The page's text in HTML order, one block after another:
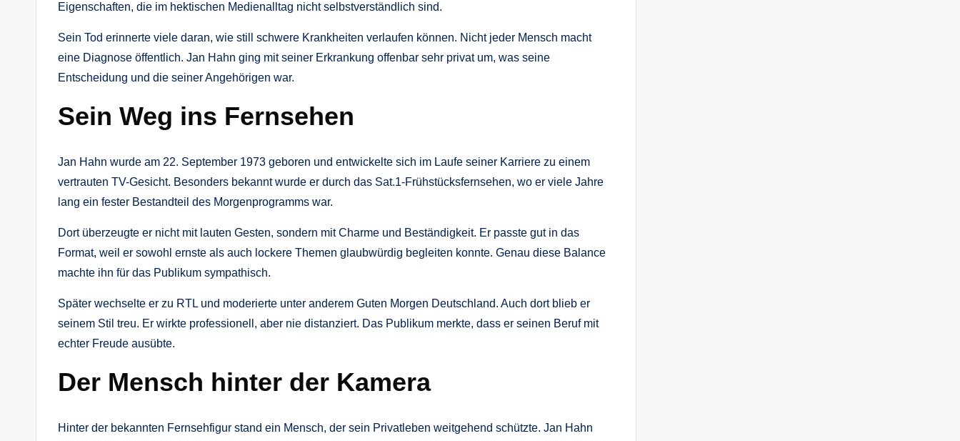
Eigenschaften, die im hektischen Medienalltag nicht selbstverständlich sind.
Sein Tod erinnerte viele daran, wie still schwere Krankheiten verlaufen können. Nicht jeder Mensch macht
eine Diagnose öffentlich. Jan Hahn ging mit seiner Erkrankung offenbar sehr privat um, was seine
Entscheidung und die seiner Angehörigen war.
Sein Weg ins Fernsehen
Jan Hahn wurde am 22. September 1973 geboren und entwickelte sich im Laufe seiner Karriere zu einem
vertrauten TV-Gesicht. Besonders bekannt wurde er durch das Sat.1-Frühstücksfernsehen, wo er viele Jahre
lang ein fester Bestandteil des Morgenprogramms war.
Dort überzeugte er nicht mit lauten Gesten, sondern mit Charme und Beständigkeit. Er passte gut in das
Format, weil er sowohl ernste als auch lockere Themen glaubwürdig begleiten konnte. Genau diese Balance
machte ihn für das Publikum sympathisch.
Später wechselte er zu RTL und moderierte unter anderem Guten Morgen Deutschland. Auch dort blieb er
seinem Stil treu. Er wirkte professionell, aber nie distanziert. Das Publikum merkte, dass er seinen Beruf mit
echter Freude ausübte.
Der Mensch hinter der Kamera
Hinter der bekannten Fernsehfigur stand ein Mensch, der sein Privatleben weitgehend schützte. Jan Hahn